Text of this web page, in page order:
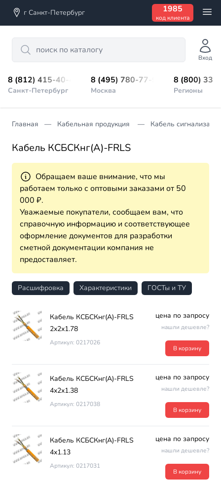
г Санкт-Петербург 1985
код клиента
Search
Вход
8 (812) 415-40-45
Санкт-Петербург
8 (495) 780-77-98
Москва
8 (800)
Регионы
Главная Кабельная продукция Кабель
Кабель КСБСКнг(А)-FRLS
Обращаем ваше внимание, что мы
работаем только с оптовыми заказами от 50
000 ₽.
Уважаемые покупатели, сообщаем вам, что
справочную информацию и соответствующее
оформление документов для разработки
сметной документации компания не
предоставляет.
Расшифровка Характеристики ГОСТы и ТУ
Кабель КСБСКнг(А)-FRLS
2х2х1.78
Артикул: 0217026
цена по запросу
нашли дешевле?
В корзину
Кабель КСБСКнг(А)-FRLS
4х2х1.38
Артикул: 0217038
цена по запросу
нашли дешевле?
В корзину
Кабель КСБСКнг(А)-FRLS
4х1.13
Артикул: 0217031
цена по запросу
нашли дешевле?
В корзину